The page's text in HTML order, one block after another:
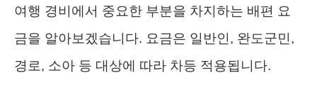
여행 경비에서 중요한 부분을 차지하는 배편 요
금을 알아보겠습니다. 요금은 일반인, 완도군민,
경로, 소아 등 대상에 따라 차등 적용됩니다.